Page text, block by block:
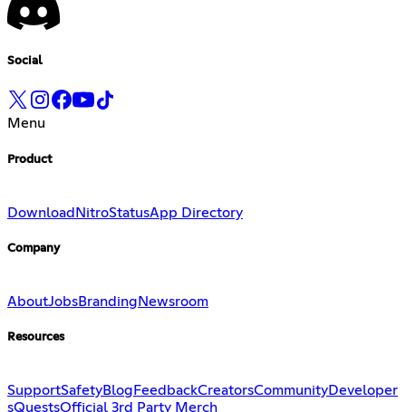
Social
Menu
Product
Download NitroStatusApp Directory
Company
AboutJobsBranding Newsroom
Resources
SupportSafetyBlog FeedbackCreatorsCommunityDeveloper
sQuestsOfficial 3rd Party Merch